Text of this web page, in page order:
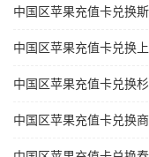
中国区苹果充值卡兑换
中国区苹果充值卡兑换
中国区苹果充值卡兑换
中国区苹果充值卡兑换